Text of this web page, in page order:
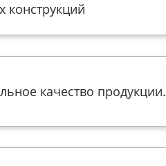
конструкций
качество продукции.